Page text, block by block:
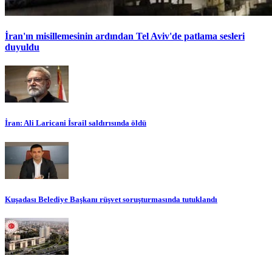
İran'ın misillemesinin ardından Tel Aviv'de patlama sesleri
duyuldu
İran: Ali Laricani İsrail saldırısında öldü
Kuşadası Belediye Başkanı rüşvet soruşturmasında tutuklandı